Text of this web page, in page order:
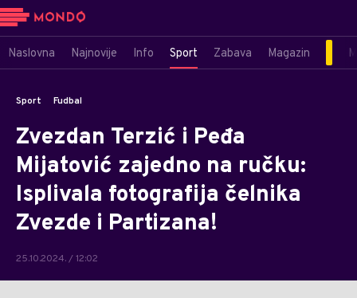
Naslovna Najnovije Info Sport Zabava Magazin
Sport Fudbal
Zvezdan Terzić i Peđa
Mijatović zajedno na ručku:
Isplivala fotografija čelnika
Zvezde i Partizana!
25.10.2024. / 12:02